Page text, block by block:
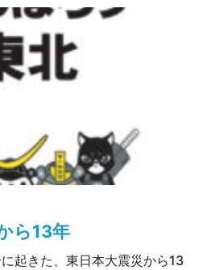
ら13年
起きた、東日本大震災から13